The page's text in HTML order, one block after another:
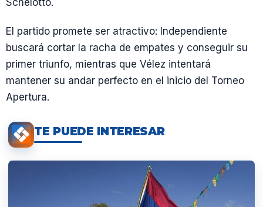
El partido promete ser atractivo: Independiente
buscará cortar la racha de empates y conseguir su
primer triunfo, mientras que Vélez intentará
mantener su andar perfecto en el inicio del Torneo
Apertura.
TE PUEDE INTERESAR